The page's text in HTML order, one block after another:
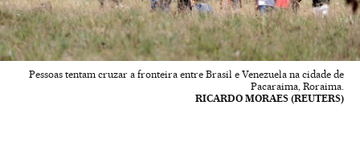
Pessoas tentam cruzar a fronteira entre Brasil e Venezuela na cidade de
Pacaraima, Roraima.
RICARDO MORAES (REUTERS)